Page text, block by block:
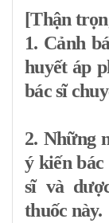
[Thận
1. Cảnh
huyết áp
bác sĩ
2. Những
ý kiến ​​​​bác
sĩ và
thuốc này.